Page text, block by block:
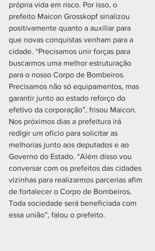
própria vida em risco. Por isso, o
prefeito Maicon Grosskopf sinalizou
positivamente quanto a auxiliar para
que novas conquistas venham para a
cidade. “Precisamos unir forças para
buscarmos uma melhor estruturação
para o nosso Corpo de Bombeiros.
Precisamos não só equipamentos, mas
garantir junto ao estado reforço do
efetivo da corporação”, frisou Maicon.
Nos próximos dias a prefeitura irá
redigir um ofício para solicitar as
melhorias junto aos deputados e ao
Governo do Estado. “Além disso vou
conversar com os prefeitos das cidades
vizinhas para realizarmos parcerias afim
de fortalecer o Corpo de Bombeiros.
Toda sociedade será beneficiada com
essa união”, falou o prefeito.